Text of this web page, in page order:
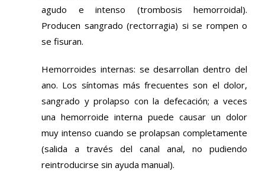
agudo e intenso (trombosis hemorroidal).
Producen sangrado (rectorragia) si se rompen o
se fisuran.
Hemorroides internas: se desarrollan dentro del
ano. Los síntomas más frecuentes son el dolor,
sangrado y prolapso con la defecación; a veces
una hemorroide interna puede causar un dolor
muy intenso cuando se prolapsan completamente
(salida a través del canal anal, no pudiendo
reintroducirse sin ayuda manual).